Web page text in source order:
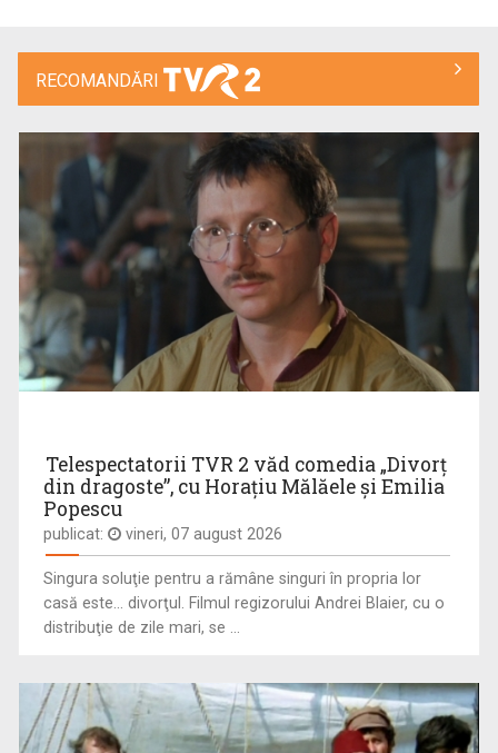
LA PORȚILE ORIENTULUI
"La Porțile Orientului" este o producție a ...
DRAG DE ROMÂNIA MEA!
VIRGIL IANȚU
IRINA PĂCURARIU
RECOMANDĂRI
Telespectatorii TVR 2 văd comedia „Divorţ
din dragoste”, cu Horaţiu Mălăele şi Emilia
Popescu
publicat: vineri, 07 august 2026
Singura soluţie pentru a rămâne singuri în propria lor
casă este... divorţul. Filmul regizorului Andrei Blaier, cu o
distribuţie de zile mari, se ...